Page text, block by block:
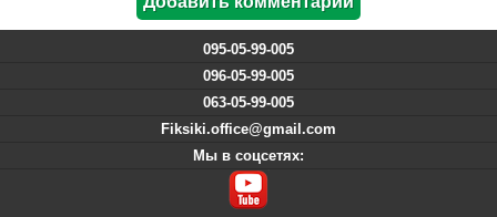
095-05-99-005
096-05-99-005
063-05-99-005
Fiksiki.office@gmail.com
Мы в соцсетях: